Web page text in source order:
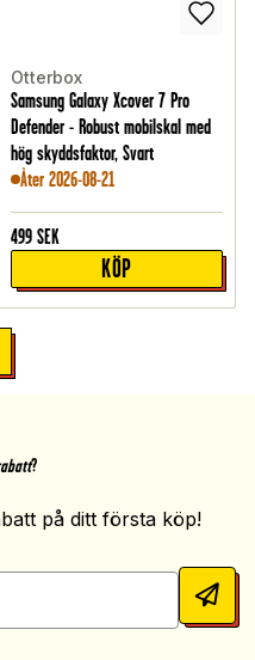
Otterbox
Samsung Galaxy Xcover 7 Pro
Defender - Robust mobilskal med
hög skyddsfaktor, Svart
Åter 2026-08-21
499 SEK
KÖP
?
på ditt första köp!